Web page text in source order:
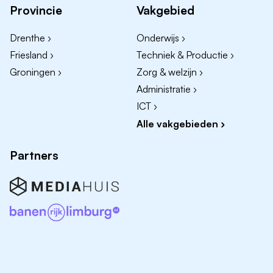
Actief identificeren en benaderen van nieuwe
Openen van nieuwe markten en opbouwen van
langdurige commerciële relaties.
Signaleren van kansen, trends en ontwikkelingen in
Opbouwen en beheren van een sterke sales
Partner- & Accountontwikkeling
Onderhouden en versterken van relaties met
bestaande partners.
Provincie
Drenthe ›
Friesland ›
Groningen ›
Vakgebied
Onderwijs ›
Techniek & Productie ›
Zorg & welzijn ›
Administratie ›
ICT ›
Alle vakgebieden ›
Partners